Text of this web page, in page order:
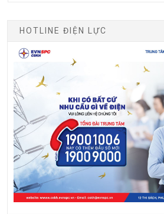
HOTLINE ĐIỆN LỰC